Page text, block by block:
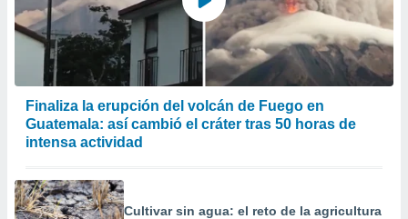
Finaliza la erupción del volcán de Fuego en
Guatemala: así cambió el cráter tras 50 horas de
intensa actividad
Cultivar sin agua: el reto de la agricultura